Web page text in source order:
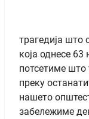
трагедија што
која однесе
потсетиме што
преку
нашето
забележиме